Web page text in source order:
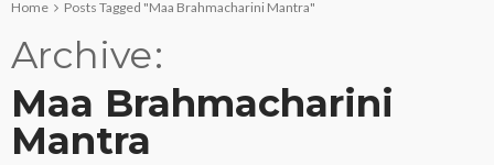
Home Posts Tagged "Maa Brahmacharini Mantra"
Archive
Maa Brahmacharini
Mantra